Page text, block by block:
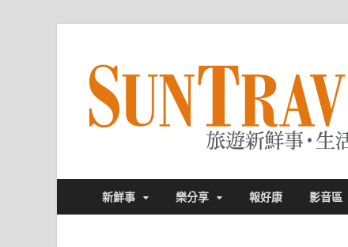
新鮮事 樂分享 報好康 影音區